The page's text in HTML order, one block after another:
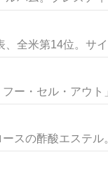
全米第14位。サ
ー・セル・アウト
スの酢酸エステル